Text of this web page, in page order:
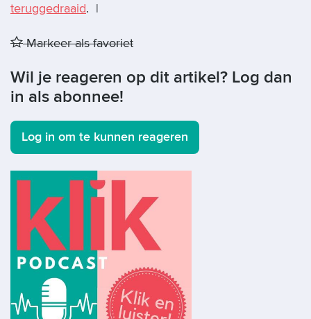
teruggedraaid. |
Markeer als favoriet
Wil je reageren op dit artikel? Log dan
in als abonnee!
Log in om te kunnen reageren